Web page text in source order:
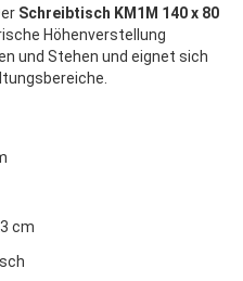
Schreibtisch KM1M 140 x 80
Höhenverstellung
und Stehen und eignet sich
cm